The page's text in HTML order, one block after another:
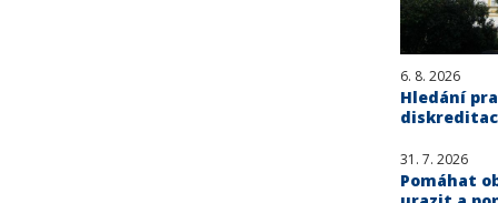
6. 8. 2026
Hledání
31. 7. 2026
Pomáhat